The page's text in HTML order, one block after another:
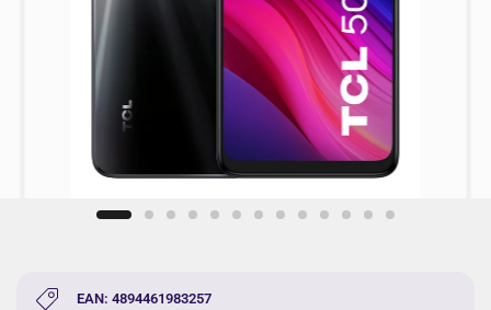
EAN: 4894461983257